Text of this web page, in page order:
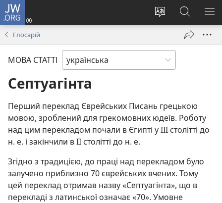
JW.ORG
Змінити
Увійти
(відкривається
вікні)
Пошук
на
сайті
Глосарій
МОВА СТАТТІ
Септуагінта
Перший переклад Єврейських Писань грецькою
мовою, зроблений для грекомовних юдеїв. Роботу
над цим перекладом почали в Єгипті у III столітті до
н. е. і закінчили в II столітті до н. е.
Згідно з традицією, до праці над перекладом було
залучено приблизно 70 єврейських вчених. Тому
цей переклад отримав назву «Септуагінта», що в
перекладі з латинської означає «70». Умовне